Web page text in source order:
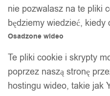
nie pozwalasz na te pliki
będziemy wiedzieć, kiedy
Osadzone wideo
Te pliki cookie i skrypty
poprzez naszą stronę
hostingu wideo, takie jak